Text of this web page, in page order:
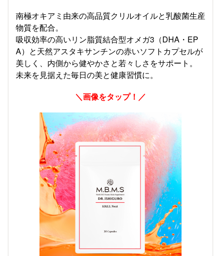
南極オキアミ由来の高品質クリルオイルと乳酸菌生産
物質を配合。
吸収効率の高いリン脂質結合型オメガ3（DHA・EP
A）と天然アスタキサンチンの赤いソフトカプセルが
美しく、内側から健やかさと若々しさをサポート。
未来を見据えた毎日の美と健康習慣に。
＼画像をタップ！／